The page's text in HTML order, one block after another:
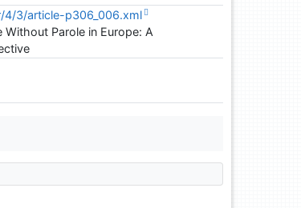
3/article-p306_006.xml
Parole in Europe: A